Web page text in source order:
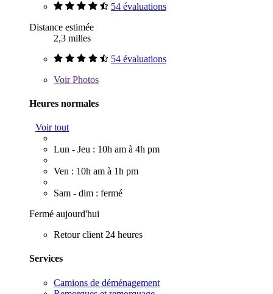
54 évaluations
Distance estimée
2,3 milles
54 évaluations
VoirPhotos
Heures normales
Voir tout
Lun - Jeu : 10h am à 4h pm
Ven : 10h am à 1h pm
Sam - dim : fermé
Fermé aujourd'hui
Retour client 24 heures
Services
Camions de déménagement